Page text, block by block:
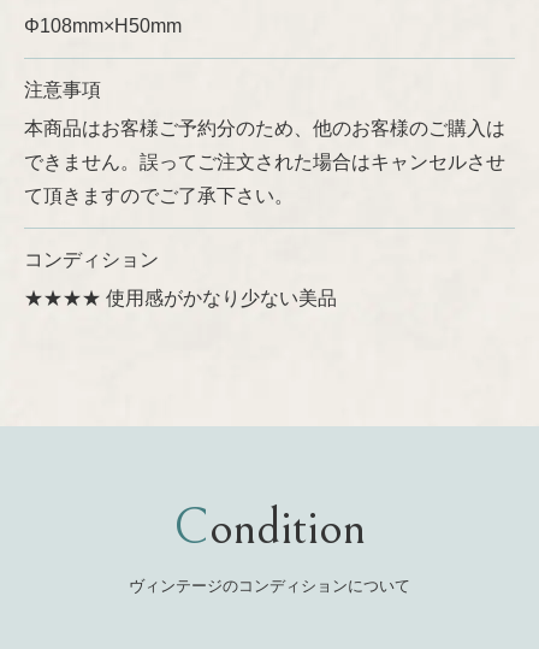
Φ108mm×H50mm
注意事項
本商品はお客様ご予約分のため、他のお客様のご購入は
できません。誤ってご注文された場合はキャンセルさせ
て頂きますのでご了承下さい。
コンディション
★★★★ 使用感がかなり少ない美品
Condition
ヴィンテージのコンディションについて